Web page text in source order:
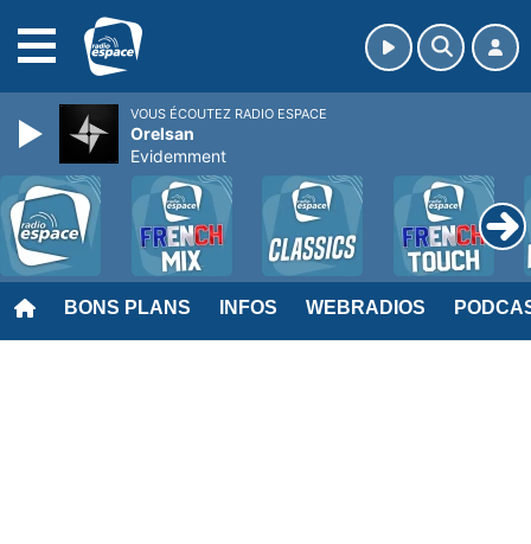
BONS PLANS INFOS WEBRADIOS
VOUS ÉCOUTEZ RADIO ESPACE
Orelsan
Evidemment